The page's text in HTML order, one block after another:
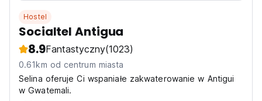
Hostel
Socialtel Antigua
8.9Fantastyczny(1023)
0.61km od centrum miasta
Selina oferuje Ci wspaniałe zakwaterowanie w Antigui
w Gwatemali.